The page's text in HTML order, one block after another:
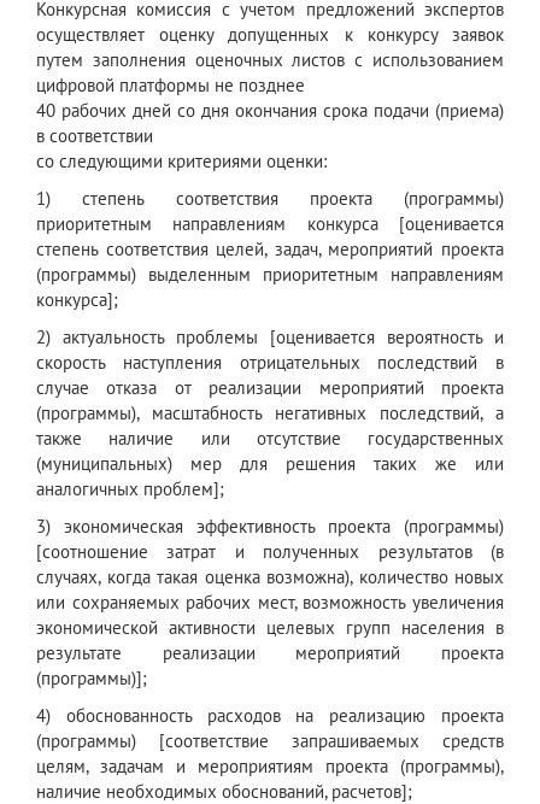
Конкурсная комиссия с учетом предложений экспертов
осуществляет оценку допущенных к конкурсу заявок
путем заполнения оценочных листов с использованием
цифровой платформы не позднее
40 рабочих дней со дня окончания срока подачи (приема)
в соответствии
со следующими критериями оценки:
1) степень соответствия проекта (программы)
приоритетным направлениям конкурса [оценивается
степень соответствия целей, задач, мероприятий проекта
(программы) выделенным приоритетным направлениям
конкурса];
2) актуальность проблемы [оценивается вероятность и
скорость наступления отрицательных последствий в
случае отказа от реализации мероприятий проекта
(программы), масштабность негативных последствий, а
также наличие или отсутствие государственных
(муниципальных) мер для решения таких же или
аналогичных проблем];
3) экономическая эффективность проекта (программы)
[соотношение затрат и полученных результатов (в
случаях, когда такая оценка возможна), количество новых
или сохраняемых рабочих мест, возможность увеличения
экономической активности целевых групп населения в
результате реализации мероприятий проекта
(программы)];
4) обоснованность расходов на реализацию проекта
(программы) [соответствие запрашиваемых средств
целям, задачам и мероприятиям проекта (программы),
наличие необходимых обоснований, расчетов];